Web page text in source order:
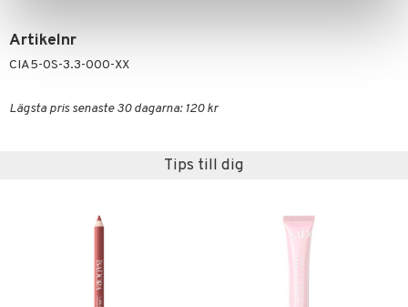
Artikelnr
CIA5-0S-3.3-000-XX
Lägsta pris senaste 30 dagarna: 120 kr
Tips till dig